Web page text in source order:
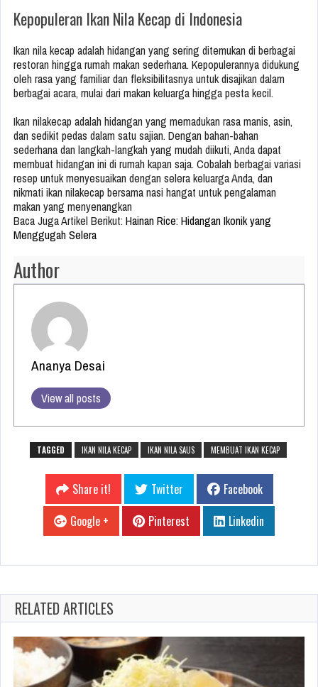
Kepopuleran Ikan Nila Kecap di Indonesia
Ikan nila kecap adalah hidangan yang sering ditemukan di berbagai
restoran hingga rumah makan sederhana. Kepopulerannya didukung
oleh rasa yang familiar dan fleksibilitasnya untuk disajikan dalam
berbagai acara, mulai dari makan keluarga hingga pesta kecil.
Ikan nilakecap adalah hidangan yang memadukan rasa manis, asin,
dan sedikit pedas dalam satu sajian. Dengan bahan-bahan
sederhana dan langkah-langkah yang mudah diikuti, Anda dapat
membuat hidangan ini di rumah kapan saja. Cobalah berbagai variasi
resep untuk menyesuaikan dengan selera keluarga Anda, dan
nikmati ikan nilakecap bersama nasi hangat untuk pengalaman
makan yang menyenangkan
Baca Juga Artikel Berikut: Hainan Rice: Hidangan Ikonik yang
Menggugah Selera
Author
Ananya Desai
View all posts
TAGGED IKAN NILA KECAP IKAN NILA SAUS MEMBUAT IKAN KECAP
Share it! Twitter
Facebook
Google +
Pinterest Linkedin
RELATED ARTICLES